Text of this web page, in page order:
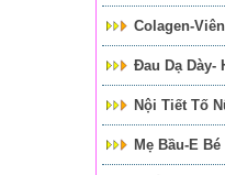
Colagen-
Đau Dạ Dày-
Nội Tiết Tố
Mẹ Bầu-E Bé